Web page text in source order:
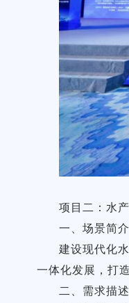
项目二：水
一、场景简介
建设现代化
一体化发展，打
二、需求描述